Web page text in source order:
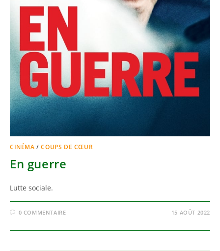
CINÉMA /COUPS DE CŒUR
En guerre
Lutte sociale.
0 COMMENTAIRE 15 AOÛT 2022